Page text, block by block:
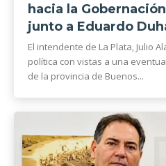
hacia la
junto a Eduardo
El intendente de La Plata, Julio
política con vistas a una
de la provincia de Buenos...